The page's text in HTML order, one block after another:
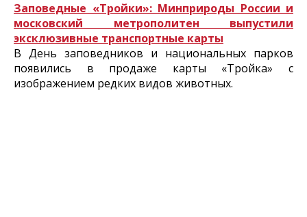
Заповедные «Тройки»: Минприроды России и
московский метрополитен выпустили
эксклюзивные транспортные карты
В День заповедников и национальных парков
появились в продаже карты «Тройка» с
изображением редких видов животных.